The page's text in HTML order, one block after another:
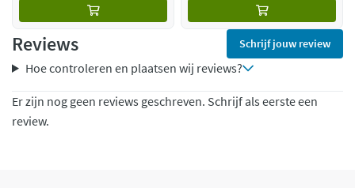
Reviews Schrijf jouw review
Hoe controleren en plaatsen wij reviews?
Er zijn nog geen reviews geschreven. Schrijf als eerste een
review.